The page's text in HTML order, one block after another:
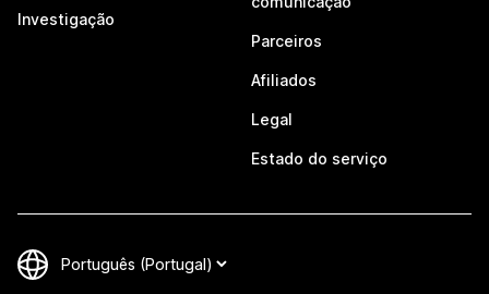
Investigação
Parceiros
Afiliados
Legal
Estado do serviço